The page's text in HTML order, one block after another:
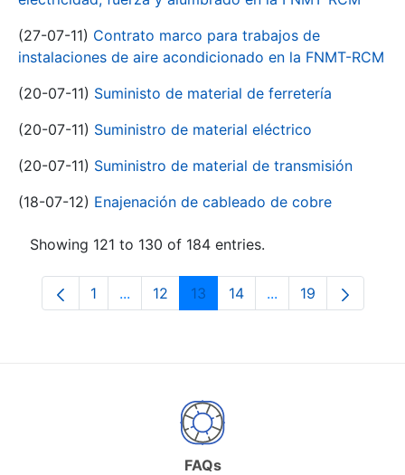
(27-07-11) Contrato marco para trabajos de
instalaciones de aire acondicionado en la FNMT-RCM
(20-07-11) Suministo de material de ferretería
(20-07-11) Suministro de material eléctrico
(20-07-11) Suministro de material de transmisión
(18-07-12) Enajenación de cableado de cobre
Showing 121 to 130 of 184 entries.
Page
1 ...Intermediate Pages Use TAB to navigate.
Page
12 Page
13 Page
14 ...Intermediate
Page
19
FAQs